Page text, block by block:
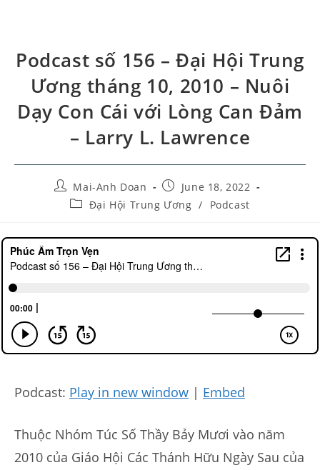
Podcast số 156 – Đại Hội Trung
Ương tháng 10, 2010 – Nuôi
Dạy Con Cái với Lòng Can Đảm
– Larry L. Lawrence
Mai-Anh Doan
June 18, 2022
Đại Hội Trung Ương / Podcast
Podcast: Play in new window | Embed
Thuộc Nhóm Túc Số Thầy Bảy Mươi vào năm
2010 của Giáo Hội Các Thánh Hữu Ngày Sau của